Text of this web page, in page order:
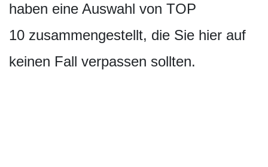
haben eine Auswahl von TOP
10 zusammenges­tellt, die Sie hier auf
keinen Fall verpassen sollten.